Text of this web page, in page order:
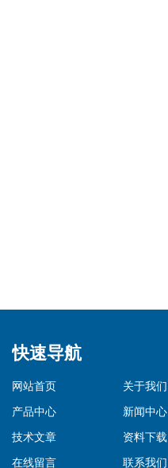
快速导航
网站首页
关于我们
产品中心
新闻中心
技术文章
资料下载
在线留言
联系我们